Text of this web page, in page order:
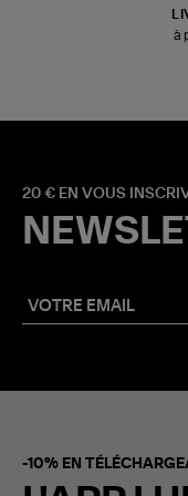
à
20 € EN VOUS
-10% EN